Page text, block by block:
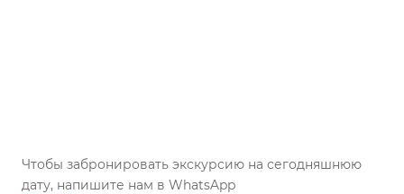
Чтобы забронировать экскурсию на сегодняшнюю
дату, напишите нам в WhatsApp